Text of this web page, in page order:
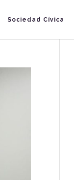
Sociedad Cívica